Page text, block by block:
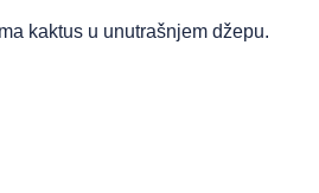
kaktus u unutrašnjem džepu.